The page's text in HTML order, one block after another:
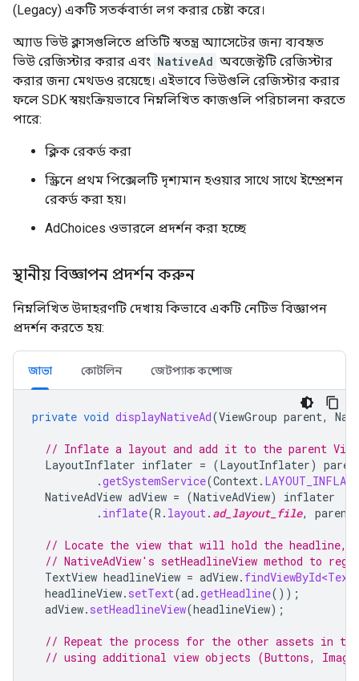
(Legacy) একটি সতর্কবার্তা লগ করার চেষ্টা করে।
অ্যাড ভিউ ক্লাসগুলিতে প্রতিটি স্বতন্ত্র অ্যাসেটের জন্য ব্যবহৃত
ভিউ রেজিস্টার করার এবং NativeAd অবজেক্টটি রেজিস্টার
করার জন্য মেথডও রয়েছে। এইভাবে ভিউগুলি রেজিস্টার করার
ফলে SDK স্বয়ংক্রিয়ভাবে নিম্নলিখিত কাজগুলি পরিচালনা করতে
পারে:
ক্লিক রেকর্ড করা
স্ক্রিনে প্রথম পিক্সেলটি দৃশ্যমান হওয়ার সাথে সাথে ইম্প্রেশন
রেকর্ড করা হয়।
AdChoices ওভারলে প্রদর্শন করা হচ্ছে
স্থানীয় বিজ্ঞাপন প্রদর্শন করুন
নিম্নলিখিত উদাহরণটি দেখায় কিভাবে একটি নেটিভ বিজ্ঞাপন
প্রদর্শন করতে হয়:
জাভা কোটলিন জেটপ্যাক কম্পোজ
private void displayNativeAd(ViewGroup parent,
// Inflate a layout and add it to the parent
LayoutInflater inflater = (LayoutInflater)
.getSystemService(Context.
NativeAdView adView = (NativeAdView)
inflater
. inflate(R . layout. ad_layout_file, parent
// Locate the view that will hold the
// NativeAdView's setHeadlineView method to
TextView headlineView = adView.
headlineView. setText(ad .getHeadline());
adView. setHeadlineView(headlineView);
// Repeat the process for the other assets in the
// using additional view objects (Buttons,